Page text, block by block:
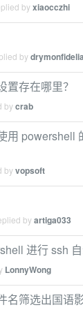
byxiaocczhi
bydrymonfidelia
存在哪里？
bycrab
powershell
byvopsoft
byartiga033
进行 ssh 自
LonnyWong
名筛选出国语